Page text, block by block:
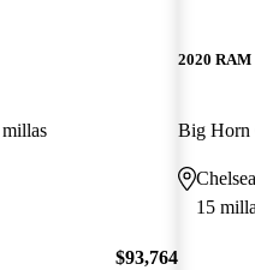
$93,764
2020 RAM
Big Horn
15